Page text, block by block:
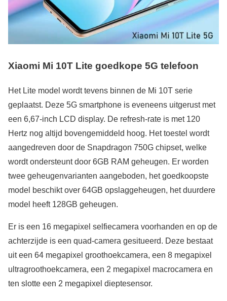
Xiaomi Mi 10T Lite goedkope 5G telefoon
Het Lite model wordt tevens binnen de Mi 10T serie
geplaatst. Deze 5G smartphone is eveneens uitgerust met
een 6,67-inch LCD display. De refresh-rate is met 120
Hertz nog altijd bovengemiddeld hoog. Het toestel wordt
aangedreven door de Snapdragon 750G chipset, welke
wordt ondersteunt door 6GB RAM geheugen. Er worden
twee geheugenvarianten aangeboden, het goedkoopste
model beschikt over 64GB opslaggeheugen, het duurdere
model heeft 128GB geheugen.
Er is een 16 megapixel selfiecamera voorhanden en op de
achterzijde is een quad-camera gesitueerd. Deze bestaat
uit een 64 megapixel groothoekcamera, een 8 megapixel
ultragroothoekcamera, een 2 megapixel macrocamera en
ten slotte een 2 megapixel dieptesensor.